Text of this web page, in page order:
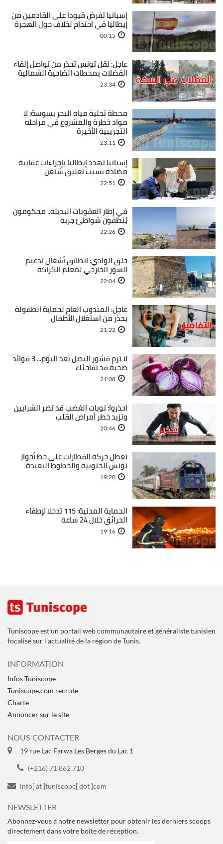
إسبانيا تفرض قيودا على القادمين من
إيطاليا في احتدام لخلاف حول الهجرة
00:15
عاجل: نقل تونس تحذر من تواصل إلقاء
الفضلات بمحطات الضاحية الشمالية
23:34
محطة تحلية مياه البحر بسوسة: لا
مواد خطرة والمشروع في مراحله
التجريبية الأخيرة
23:11
إسبانيا تهدد إيطاليا بإجراءات عقابية
مضادة بسبب تعليق شنغن
22:51
في إطار العقوبات البديلة.. محكومون
يُنظفون شواطئ جربة
22:26
حلق الوادي: انطلاق أشغال تدعيم
السور الخارجي لمعلم الكراكة
22:04
عاجل: المندوب العام لحماية الطفولة
يحذر من استغلال الأطفال
21:22
لا ترمِ قشور البصل بعد اليوم... 3 فوائد
صحية قد تفاجئك
21:08
احذروا: نوبات الغضب قد تضر الشرايين
وتزيد خطر أمراض القلب
20:46
تعطل حركة القطارات على خط أحواز
تونس الجنوبية والخطوط البعيدة
19:20
الحماية المدنية: 115 تدخلا لإطفاء
الحرائق خلال 24 ساعة
19:16
Tuniscope est un portail web communautaire et généraliste tunisien
focalisé sur l'actualité de la région de Tunis.
INFORMATION
Infos Tuniscope
Tuniscope.com recrute
Charte
Annoncer sur le site
NOUS CONTACTER
19 rue Lac Farwa Les Berges du Lac 1
(+216) 71 862 710
info[ at ]tuniscope[ dot ]com
NEWSLETTER
Abonnez-vous à notre newsletter pour obtenir les derniers scoops
directement dans votre boîte de réception.